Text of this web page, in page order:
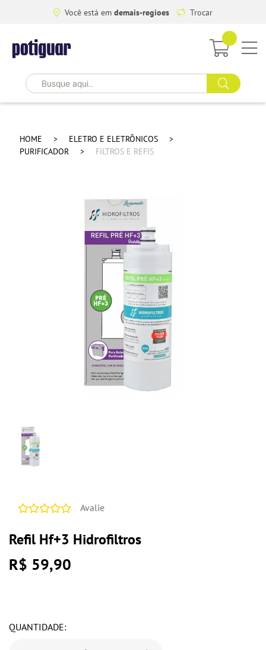
Você está em demais-regioes Trocar
HOME
ELETRO E ELETRÔNICOS
PURIFICADOR
FILTROS E REFIS
Avalie
Refil Hf+3 Hidrofiltros
R$ 59,90
QUANTIDADE: